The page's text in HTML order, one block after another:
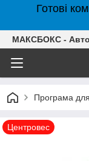
Готові
МАКСБОКС -
Програма
Центровес